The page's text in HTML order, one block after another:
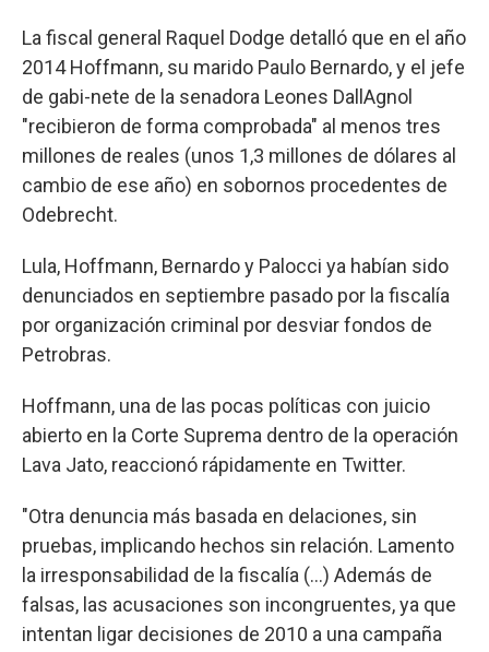
La fiscal general Raquel Dodge detalló que en el año
2014 Hoffmann, su marido Paulo Bernardo, y el jefe
de gabi-nete de la senadora Leones DallAgnol
"recibieron de forma comprobada" al menos tres
millones de reales (unos 1,3 millones de dólares al
cambio de ese año) en sobornos procedentes de
Odebrecht.
Lula, Hoffmann, Bernardo y Palocci ya habían sido
denunciados en septiembre pasado por la fiscalía
por organización criminal por desviar fondos de
Petrobras.
Hoffmann, una de las pocas políticas con juicio
abierto en la Corte Suprema dentro de la operación
Lava Jato, reaccionó rápidamente en Twitter.
"Otra denuncia más basada en delaciones, sin
pruebas, implicando hechos sin relación. Lamento
la irresponsabilidad de la fiscalía (...) Además de
falsas, las acusaciones son incongruentes, ya que
intentan ligar decisiones de 2010 a una campaña